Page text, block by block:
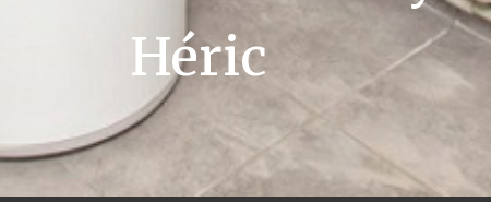
Héric